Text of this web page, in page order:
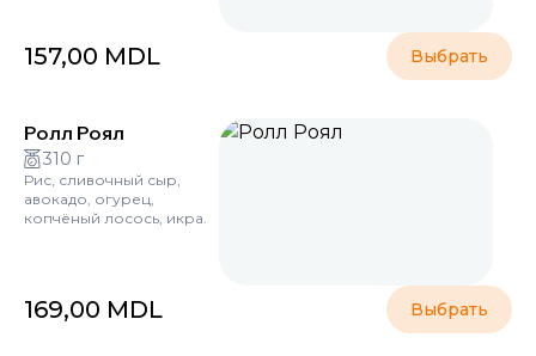
157,00 MDL Выбрать
Ролл Роял
310 г
Рис, сливочный сыр,
авокадо, огурец,
копчёный лосось, икра.
169,00 MDL Выбрать